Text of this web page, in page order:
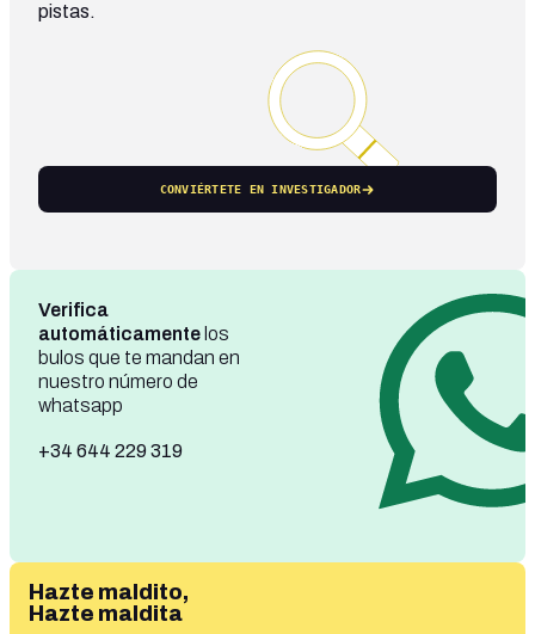
pistas.
CONVIÉRTETE EN INVESTIGADOR
Verifica
automáticamente los
bulos que te mandan en
nuestro número de
whatsapp
+34 644 229 319
Hazte maldito,
Hazte maldita